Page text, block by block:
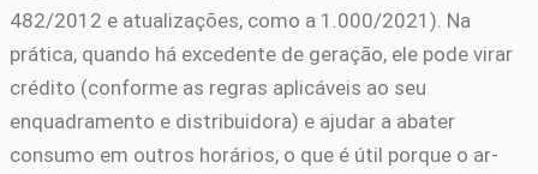
482/2012 e atualizações, como a 1.000/2021). Na
prática, quando há excedente de geração, ele pode virar
crédito (conforme as regras aplicáveis ao seu
enquadramento e distribuidora) e ajudar a abater
consumo em outros horários, o que é útil porque o ar-